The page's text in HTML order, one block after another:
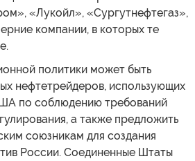
«Лукойл», «Сургутнефтегаз»,
компании, в которых те
политики может быть
нефтетрейдеров, использующих
по соблюдению требований
а также предложить
союзникам для создания
России. Соединенные Штаты